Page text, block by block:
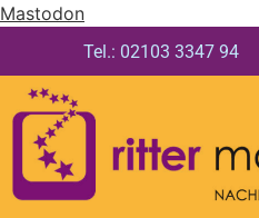
Mastodon
Tel.: 02103 3347